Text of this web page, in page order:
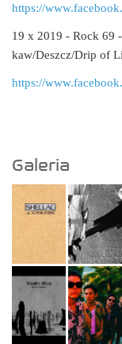
https://
19 x 2019 - Rock 69
kaw/Deszcz/Drip of
https://
Galeria